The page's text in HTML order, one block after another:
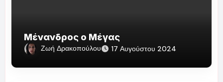
Μένανδρος ο Μέγας
Ζωή Δρακοπούλου 17 Αυγούστου 2024